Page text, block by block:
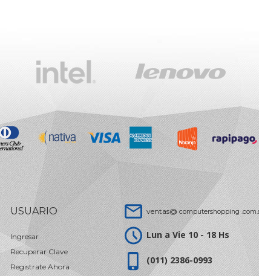
USUARIO
Ingresar
Recuperar Clave
Registrate Ahora
ventas@computershopping
Lun a Vie 10 - 18 Hs
(011) 2386-0993